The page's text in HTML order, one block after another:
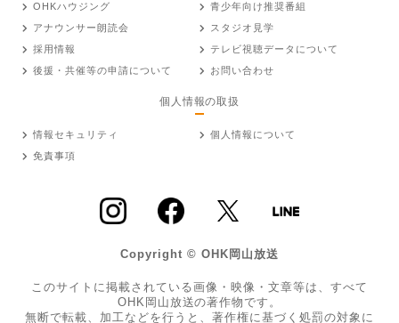
OHKハウジング
青少年向け推奨番組
アナウンサー朗読会
スタジオ見学
採用情報
テレビ視聴データについて
後援・共催等の申請について
お問い合わせ
個人情報の取扱
情報セキュリティ
個人情報について
免責事項
Copyright © OHK岡山放送
このサイトに掲載されている画像・映像・文章等は、すべて
OHK岡山放送の著作物です。
無断で転載、加工などを行うと、著作権に基づく処罰の対象に